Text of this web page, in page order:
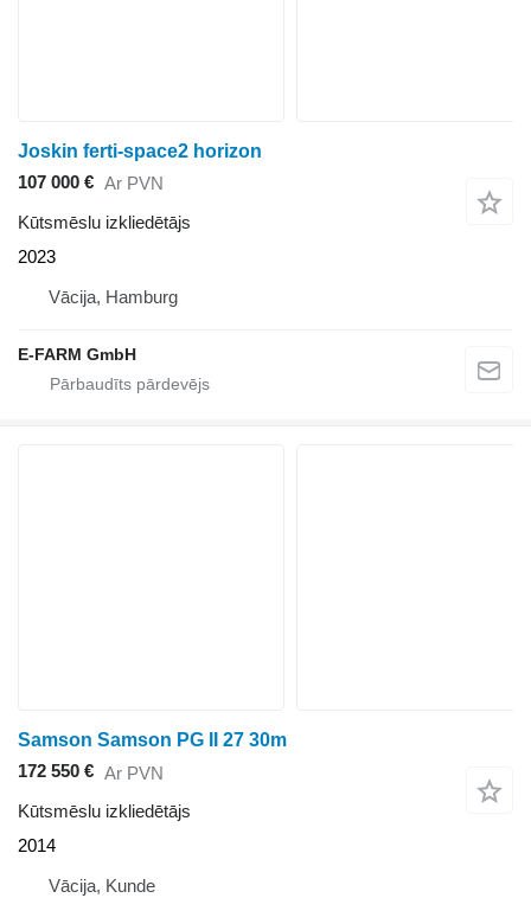
Joskin ferti-space2 horizon
107 000 € Ar PVN
Kūtsmēslu izkliedētājs
2023
Vācija, Hamburg
E-FARM GmbH
Samson Samson PG II 27 30m
172 550 € Ar PVN
Kūtsmēslu izkliedētājs
2014
Vācija, Kunde